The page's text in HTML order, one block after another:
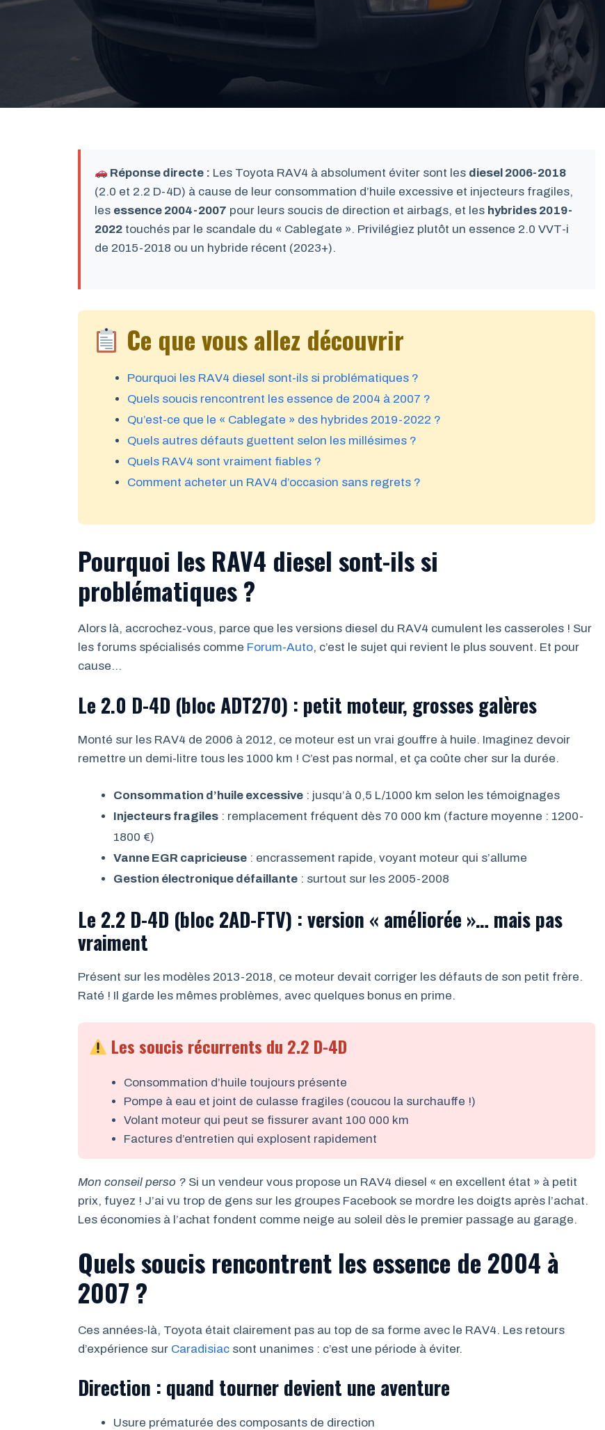
Réponse directe : Les Toyota RAV4 à absolument éviter sont les diesel 2006-2018
(2.0 et 2.2 D-4D) à cause de leur consommation d’huile excessive et injecteurs fragiles,
les essence 2004-2007 pour leurs soucis de direction et airbags, et les hybrides 2019-
2022 touchés par le scandale du « Cablegate ». Privilégiez plutôt un essence 2.0 VVT-i
de 2015-2018 ou un hybride récent (2023+).
Ce que vous allez découvrir
Pourquoi les RAV4 diesel sont-ils si problématiques ?
Quels soucis rencontrent les essence de 2004 à 2007 ?
Qu’est-ce que le « Cablegate » des hybrides 2019-2022 ?
Quels autres défauts guettent selon les millésimes ?
Quels RAV4 sont vraiment fiables ?
Comment acheter un RAV4 d’occasion sans regrets ?
Pourquoi les RAV4 diesel sont-ils si
problématiques ?
Alors là, accrochez-vous, parce que les versions diesel du RAV4 cumulent les casseroles ! Sur
les forums spécialisés comme Forum-Auto, c’est le sujet qui revient le plus souvent. Et pour
cause…
Le 2.0 D-4D (bloc ADT270) : petit moteur, grosses galères
Monté sur les RAV4 de 2006 à 2012, ce moteur est un vrai gouffre à huile. Imaginez devoir
remettre un demi-litre tous les 1000 km ! C’est pas normal, et ça coûte cher sur la durée.
Consommation d’huile excessive : jusqu’à 0,5 L/1000 km selon les témoignages
Injecteurs fragiles : remplacement fréquent dès 70 000 km (facture moyenne : 1200-
1800 €)
Vanne EGR capricieuse : encrassement rapide, voyant moteur qui s’allume
Gestion électronique défaillante : surtout sur les 2005-2008
Le 2.2 D-4D (bloc 2AD-FTV) : version « améliorée »… mais pas
vraiment
Présent sur les modèles 2013-2018, ce moteur devait corriger les défauts de son petit frère.
Raté ! Il garde les mêmes problèmes, avec quelques bonus en prime.
Les soucis récurrents du 2.2 D-4D
Consommation d’huile toujours présente
Pompe à eau et joint de culasse fragiles (coucou la surchauffe !)
Volant moteur qui peut se fissurer avant 100 000 km
Factures d’entretien qui explosent rapidement
Mon conseil perso ? Si un vendeur vous propose un RAV4 diesel « en excellent état » à petit
prix, fuyez ! J’ai vu trop de gens sur les groupes Facebook se mordre les doigts après l’achat.
Les économies à l’achat fondent comme neige au soleil dès le premier passage au garage.
Quels soucis rencontrent les essence de 2004 à
2007 ?
Ces années-là, Toyota était clairement pas au top de sa forme avec le RAV4. Les retours
d’expérience sur Caradisiac sont unanimes : c’est une période à éviter.
Direction : quand tourner devient une aventure
Usure prématurée des composants de direction